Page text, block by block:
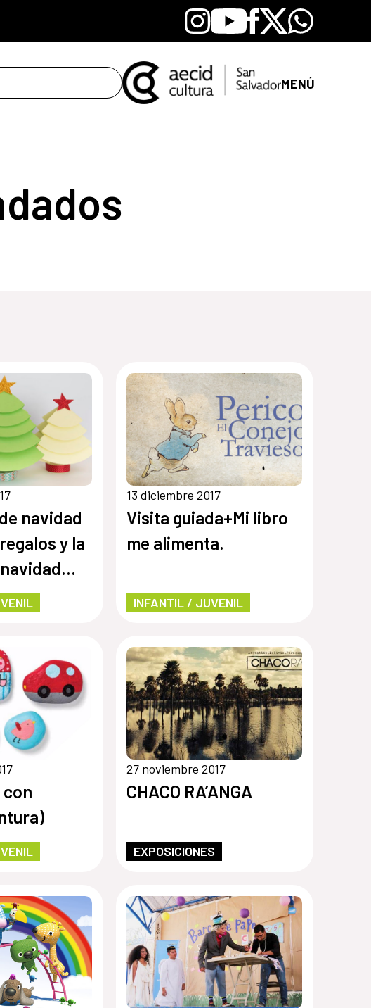
Instagram
YoutubeFacebook
X Whatsapp
MENÚ
navidad
y la
13 diciembre 2017
Visita guiada+Mi libro
me alimenta.
INFANTIL / JUVENIL
con
27 noviembre 2017
CHACO RA’ANGA
EXPOSICIONES